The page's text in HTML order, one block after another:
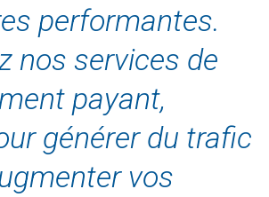
performantes.
nos services de
payant,
générer du trafic
vos